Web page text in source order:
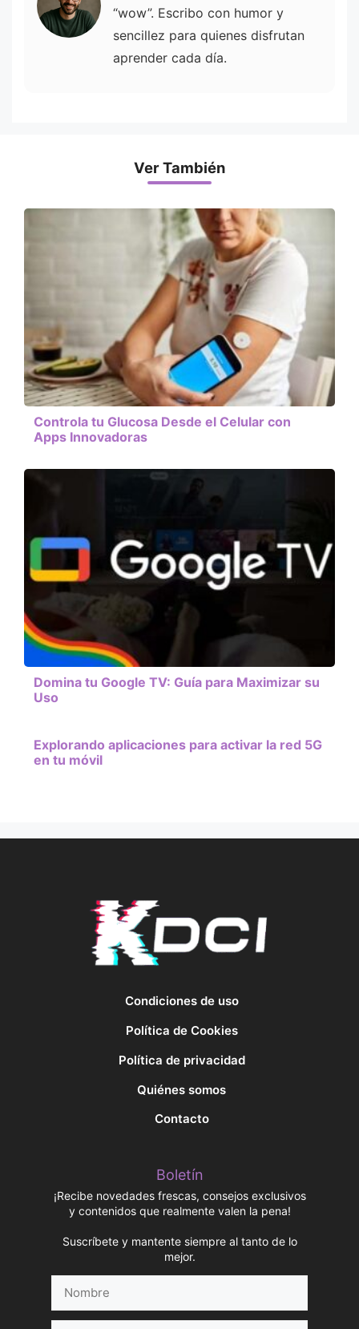
“wow”. Escribo con humor y
sencillez para quienes disfrutan
aprender cada día.
Ver También
Controla tu Glucosa Desde el Celular con
Apps Innovadoras
Domina tu Google TV: Guía para Maximizar su
Uso
Explorando aplicaciones para activar la red 5G
en tu móvil
Condiciones de uso
Política de Cookies
Política de privacidad
Quiénes somos
Contacto
Boletín
¡Recibe novedades frescas, consejos exclusivos
y contenidos que realmente valen la pena!
Suscríbete y mantente siempre al tanto de lo
mejor.